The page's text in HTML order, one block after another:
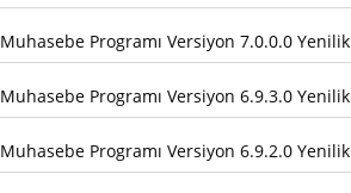
Muhasebe Programı Versiyon 7.0.0.0
Muhasebe Programı Versiyon 6.9.3.0
Muhasebe Programı Versiyon 6.9.2.0